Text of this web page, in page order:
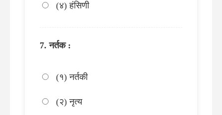
(४) हंसिणी
नर्तक :
(१) नर्तकी
(२) नृत्य